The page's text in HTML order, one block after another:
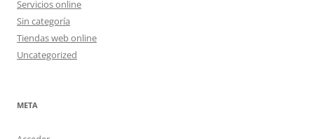
Servicios online
Sin categoría
Tiendas web online
Uncategorized
META